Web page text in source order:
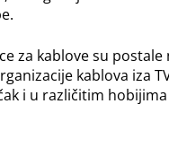
za kablove su
kablova iza
i u različitim